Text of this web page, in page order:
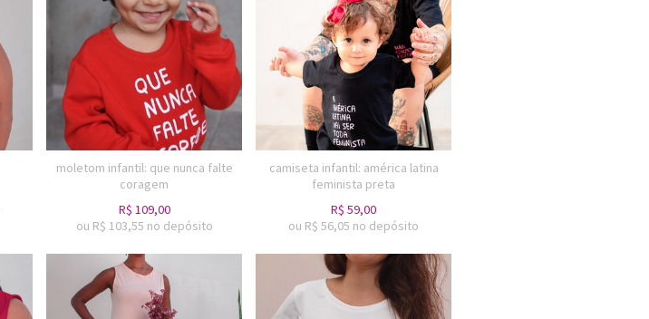
moletom infantil: que nunca falte
coragem
R$ 109,00
ou R$ 103,55 no depósito
camiseta infantil: américa latina
feminista preta
R$ 59,00
ou R$ 56,05 no depósito